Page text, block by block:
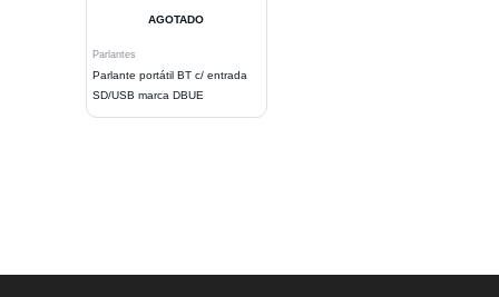
AGOTADO
Parlantes
Parlante portátil BT c/ entrada
SD/USB marca DBUE